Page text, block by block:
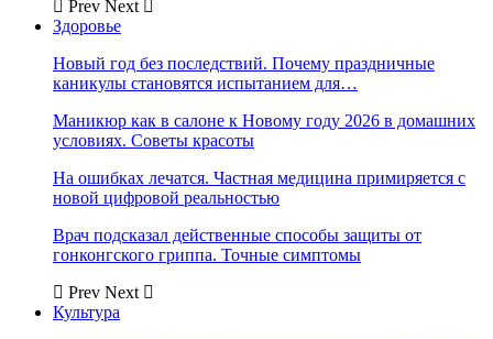
Prev Next
Здоровье
Новый год без последствий. Почему праздничные
каникулы становятся испытанием для…
Маникюр как в салоне к Новому году 2026 в домашних
условиях. Советы красоты
На ошибках лечатся. Частная медицина примиряется с
новой цифровой реальностью
Врач подсказал действенные способы защиты от
гонконгского гриппа. Точные симптомы
Prev Next
Культура